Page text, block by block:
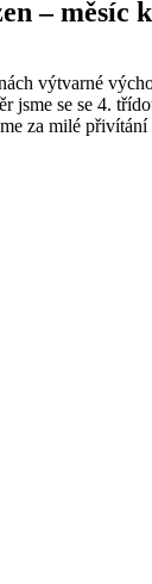
– měsíc
výtvarné
jsme se se 4.
za milé přivítání